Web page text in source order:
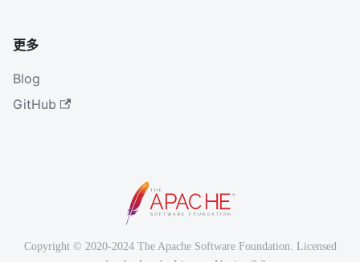
更多
Blog
GitHub
Copyright © 2020-2024 The Apache Software Foundation. Licensed